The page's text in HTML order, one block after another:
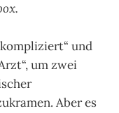
und
um zwei
Aber es